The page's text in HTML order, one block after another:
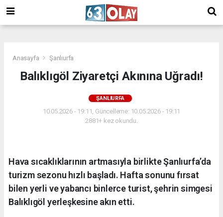
Anasayfa Şanlıurfa
Balıklıgöl Ziyaretçi Akınına Uğradı!
ŞANLIURFA
10.05.2026 - 19:11, Güncelleme: 10.05.2026 - 19:11
2881+ kez okundu.
Hava sıcaklıklarının artmasıyla birlikte Şanlıurfa’da
turizm sezonu hızlı başladı. Hafta sonunu fırsat
bilen yerli ve yabancı binlerce turist, şehrin simgesi
Balıklıgöl yerleşkesine akın etti.